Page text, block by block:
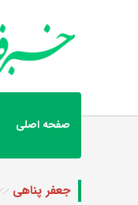
صفحه اصلی
جعفر پناهی